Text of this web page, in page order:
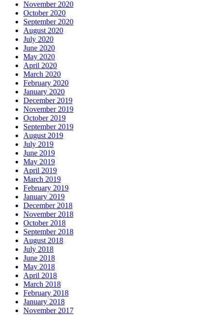
November 2020
October 2020
September 2020
August 2020
July 2020
June 2020
May 2020
April 2020
March 2020
February 2020
January 2020
December 2019
November 2019
October 2019
September 2019
August 2019
July 2019
June 2019
May 2019
April 2019
March 2019
February 2019
January 2019
December 2018
November 2018
October 2018
September 2018
August 2018
July 2018
June 2018
May 2018
April 2018
March 2018
February 2018
January 2018
November 2017